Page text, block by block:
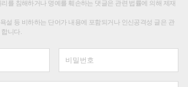
를 침해하거나 명예를 훼손하는 댓글은 관련 법률에 의해 제재
설 등 비하하는 단어가 내용에 포함되거나 인신공격성 글은 관
니다.